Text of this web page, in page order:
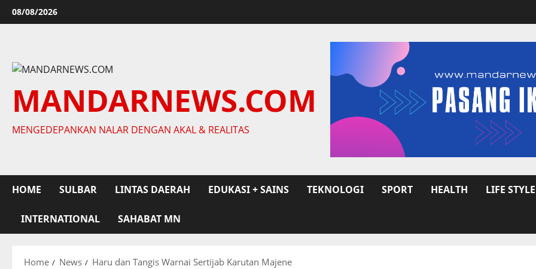
Skip
to
08/08/2026
MANDARNEWS.COM
MENGEDEPANKAN NALAR DENGAN AKAL & REALITAS
HOME SULBAR LINTAS DAERAH EDUKASI + SAINS TEKNOLOGI SPORT HEALTH LIFE STYLE
INTERNATIONAL SAHABAT MN
Home News Haru dan Tangis Warnai Sertijab Karutan Majene